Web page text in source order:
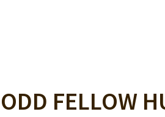
ODD FELLOW